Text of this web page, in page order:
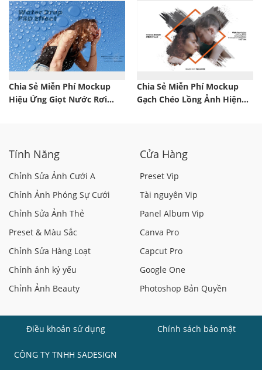
Chia Sẻ Miễn Phí Mockup
Hiệu Ứng Giọt Nước Rơi
Chia Sẻ Miễn Phí Mockup
Gạch Chéo Lồng Ảnh Hiện
Tính Năng
Chỉnh Sửa Ảnh Cưới A
Chỉnh Ảnh Phóng Sự Cưới
Chỉnh Sửa Ảnh Thẻ
Preset & Màu Sắc
Chỉnh Sửa Hàng Loạt
Chỉnh ảnh kỷ yếu
Chỉnh Ảnh Beauty
Cửa Hàng
Preset Vip
Tài nguyên Vip
Panel Album Vip
Canva Pro
Capcut Pro
Google One
Photoshop Bản Quyền
Điều khoản sử dụng Chính sách bảo mật
CÔNG TY TNHH SADESIGN